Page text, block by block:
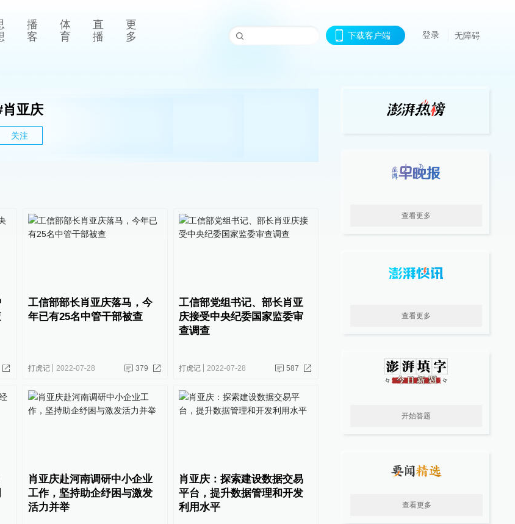
播
客
体
育
直
播
更
多
下载客户端 登录 无障碍
肖亚庆
关注
工信部部长肖亚庆落马，今
年已有25名中管干部被查
打虎记 2022-07-28 379
工信部党组书记、部长肖亚
庆接受中央纪委国家监委审
查调查
打虎记 2022-07-28 587
肖亚庆赴河南调研中小企业
工作，坚持助企纾困与激发
活力并举
肖亚庆：探索建设数据交易
平台，提升数据管理和开发
利用水平
查看更多
查看更多
开始答题
查看更多